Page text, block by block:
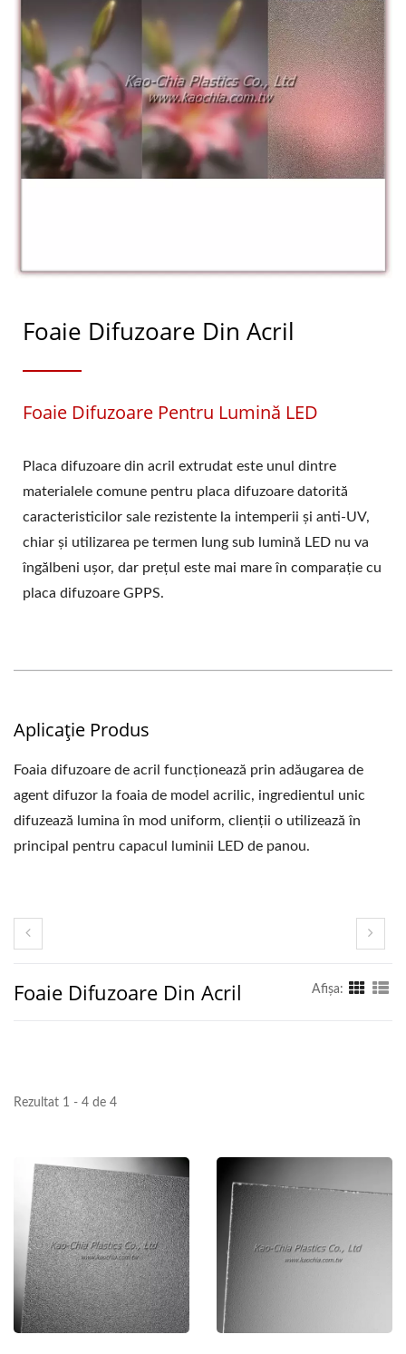
Foaie Difuzoare Din Acril
Foaie Difuzoare Pentru Lumină LED
Placa difuzoare din acril extrudat este unul dintre
materialele comune pentru placa difuzoare datorită
caracteristicilor sale rezistente la intemperii și anti-UV,
chiar și utilizarea pe termen lung sub lumină LED nu va
îngălbeni ușor, dar prețul este mai mare în comparație cu
placa difuzoare GPPS.
Aplicație Produs
Foaia difuzoare de acril funcționează prin adăugarea de
agent difuzor la foaia de model acrilic, ingredientul unic
difuzează lumina în mod uniform, clienții o utilizează în
principal pentru capacul luminii LED de panou.
Foaie Difuzoare Din Acril Afişa:
Rezultat 1 - 4 de 4